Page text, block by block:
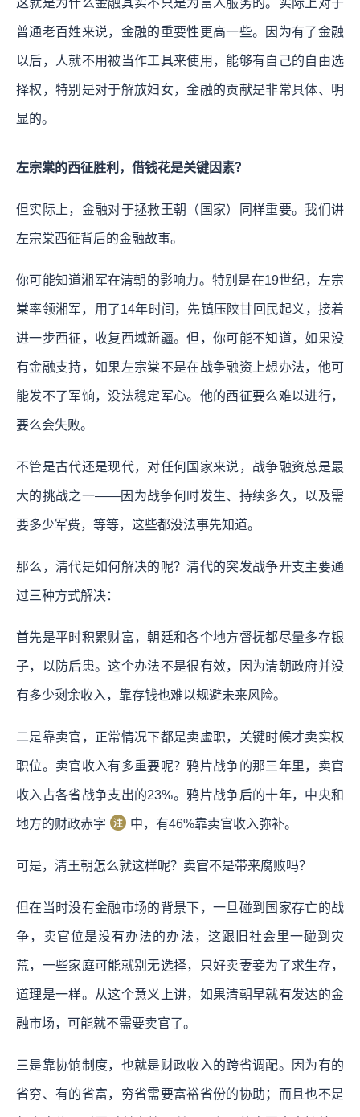
普通老百姓来说，金融的重要性更高一些。因为有了金融
以后，人就不用被当作工具来使用，能够有自己的自由选
择权，特别是对于解放妇女，金融的贡献是非常具体、明
显的。
左宗棠的西征胜利，借钱花是关键因素？
但实际上，金融对于拯救王朝（国家）同样重要。我们讲
左宗棠西征背后的金融故事。
你可能知道湘军在清朝的影响力。特别是在19世纪，左宗
棠率领湘军，用了14年时间，先镇压陕甘回民起义，接着
进一步西征，收复西域新疆。但，你可能不知道，如果没
有金融支持，如果左宗棠不是在战争融资上想办法，他可
能发不了军饷，没法稳定军心。他的西征要么难以进行，
要么会失败。
不管是古代还是现代，对任何国家来说，战争融资总是最
大的挑战之一——因为战争何时发生、持续多久，以及需
要多少军费，等等，这些都没法事先知道。
那么，清代是如何解决的呢？清代的突发战争开支主要通
过三种方式解决：
首先是平时积累财富，朝廷和各个地方督抚都尽量多存银
子，以防后患。这个办法不是很有效，因为清朝政府并没
有多少剩余收入，靠存钱也难以规避未来风险。
二是靠卖官，正常情况下都是卖虚职，关键时候才卖实权
职位。卖官收入有多重要呢？鸦片战争的那三年里，卖官
收入占各省战争支出的23%。鸦片战争后的十年，中央和
地方的财政赤字 中，有46%靠卖官收入弥补。
可是，清王朝怎么就这样呢？卖官不是带来腐败吗？
但在当时没有金融市场的背景下，一旦碰到国家存亡的战
争，卖官位是没有办法的办法，这跟旧社会里一碰到灾
荒，一些家庭可能就别无选择，只好卖妻妾为了求生存，
道理是一样。从这个意义上讲，如果清朝早就有发达的金
融市场，可能就不需要卖官了。
三是靠协饷制度，也就是财政收入的跨省调配。因为有的
省穷、有的省富，穷省需要富裕省份的协助；而且也不是